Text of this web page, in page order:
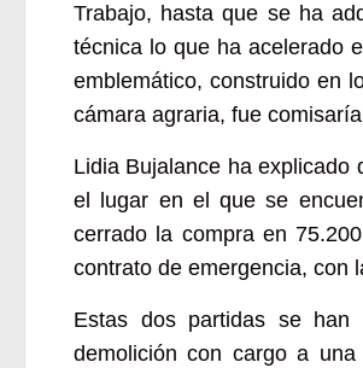
Trabajo, hasta que se ha
técnica lo que ha acelerado
emblemático, construido en
cámara agraria, fue
Lidia Bujalance ha explicado
el lugar en el que se
cerrado la compra en
contrato de emergencia, con
Estas dos partidas se
demolición con cargo a